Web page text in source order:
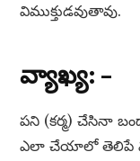
విముక్తుడవుతావు.
వ్యాఖ్య: –
పని (కర్మ) చేసినా
ఎలా చేయాలో తెలిపే